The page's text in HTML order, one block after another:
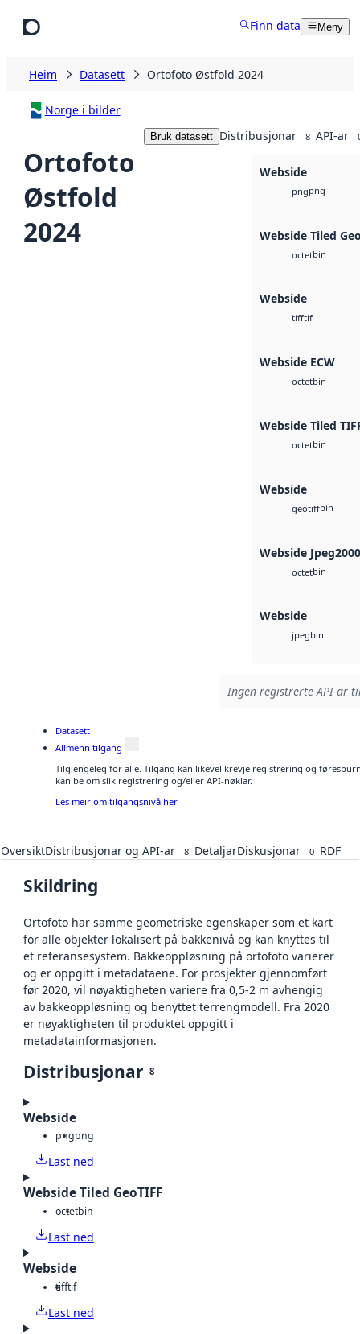
Finn data Meny
Heim Datasett Ortofoto Østfold 2024
Norge i bilder
Ortofoto
Østfold
2024
Bruk datasett Distribusjonar 8 API-ar
Webside
pngpng
Webside Tiled
octetbin
Webside
tifftif
Webside ECW
octetbin
Webside Tiled
octetbin
Webside
geotiffbin
Webside Jpeg2000
octetbin
Webside
jpegbin
Ingen registrerte API-ar
Datasett
Allmenn tilgang
Tilgjengeleg for alle. Tilgang kan likevel krevje registrering og
kan be om slik registrering og/eller API-nøklar.
Les meir om tilgangsnivå her
OversiktDistribusjonar og API-ar 8 DetaljarDiskusjonar 0 RDF
Skildring
Ortofoto har samme geometriske egenskaper som et kart
for alle objekter lokalisert på bakkenivå og kan knyttes til
et referansesystem. Bakkeoppløsning på ortofoto varierer
og er oppgitt i metadataene. For prosjekter gjennomført
før 2020, vil nøyaktigheten variere fra 0,5-2 m avhengig
av bakkeoppløsning og benyttet terrengmodell. Fra 2020
er nøyaktigheten til produktet oppgitt i
metadatainformasjonen.
Distribusjonar 8
Webside
pngpng
Last ned
Webside Tiled GeoTIFF
octetbin
Last ned
Webside
tifftif
Last ned